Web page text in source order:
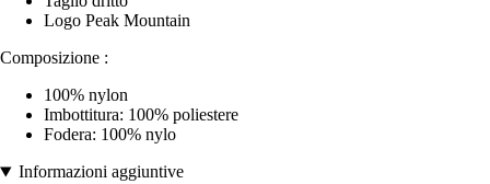
Logo Peak Mountain
Composizione :
100% nylon
Imbottitura: 100% poliestere
Fodera: 100% nylo
Informazioni aggiuntive